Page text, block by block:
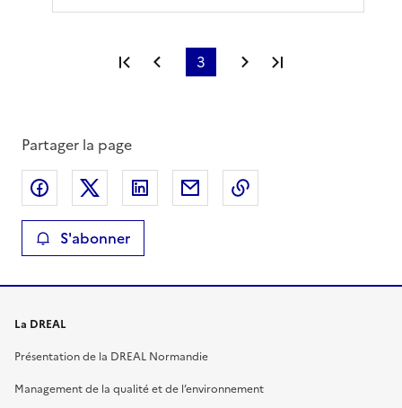
Première page
Page précédente
3 Page suivante
Partager la page
Partager sur Facebook
Partager sur XPartager sur LinkedIn
Partager par email
S'abonner
La DREAL
Présentation de la DREAL Normandie
Management de la qualité et de l’environnement